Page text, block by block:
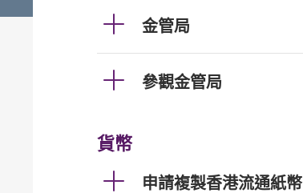
金管局
參觀金管局
貨幣
申請複製香港流通紙幣